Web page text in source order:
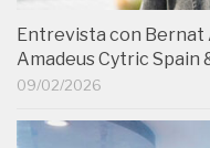
Entrevista con Bernat
Amadeus Cytric Spain
09/02/2026